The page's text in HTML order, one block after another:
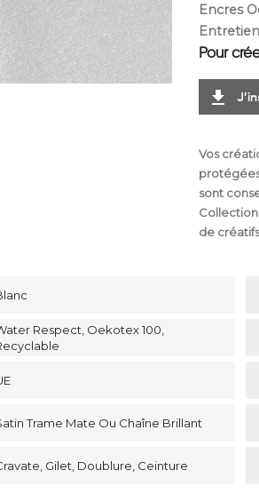
Encres
Pour
file_download
Vos
sont
de
Respect, Oekotex 100,
Trame Mate Ou Chaîne Brillant
Gilet, Doublure, Ceinture